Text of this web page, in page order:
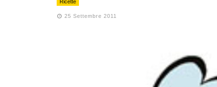
Ricette
25 Settembre 2011